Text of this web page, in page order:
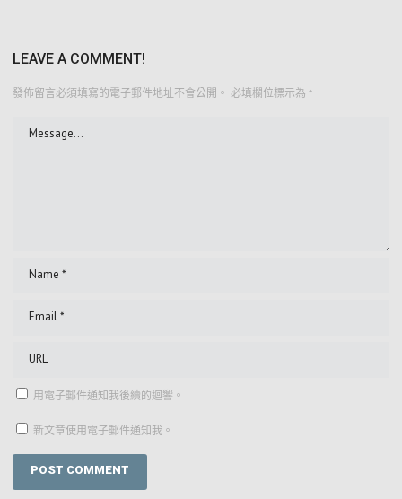
LEAVE A COMMENT!
發佈留言必須填寫的電子郵件地址不會公開。 必填欄位標示為 *
用電子郵件通知我後續的迴響。
新文章使用電子郵件通知我。